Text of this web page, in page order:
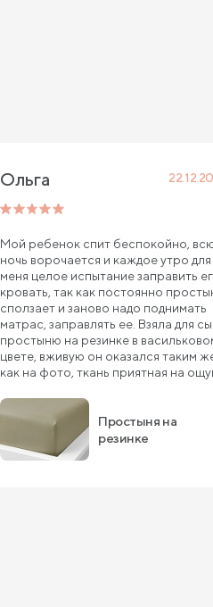
Ольга
Мой ребенок спит беспокойно,
ночь ворочается и каждое утро для
меня целое испытание заправить
кровать, так как постоянно
сползает и заново надо поднимать
матрас, заправлять ее. Взяла для
простыню на резинке в
цвете, вживую он оказался таким
как на фото, ткань приятная на
Простыня на
резинке